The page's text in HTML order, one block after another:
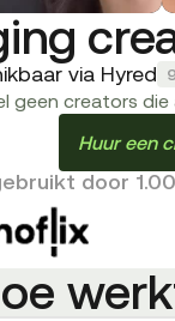
via Hyred
geen creators
Huur een
door